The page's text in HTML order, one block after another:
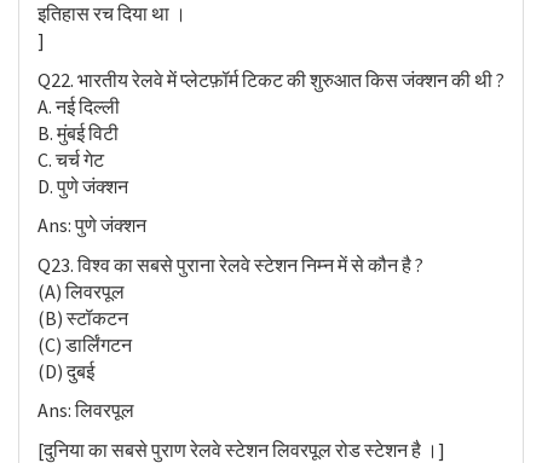
इतिहास रच दिया था ।
]
Q22. भारतीय रेलवे में प्लेटफ़ॉर्म टिकट की शुरुआत किस जंक्शन की थी ?
A. नई दिल्ली
B. मुंबई विटी
C. चर्च गेट
D. पुणे जंक्शन
Ans: पुणे जंक्शन
Q23. विश्व का सबसे पुराना रेलवे स्टेशन निम्न में से कौन है ?
(A) लिवरपूल
(B) स्टॉकटन
(C) डार्लिंगटन
(D) दुबई
Ans: लिवरपूल
[दुनिया का सबसे पुराण रेलवे स्टेशन लिवरपूल रोड स्टेशन है ।]